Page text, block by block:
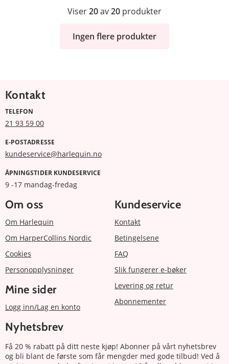
Viser20av20 produkter
Ingen flere produkter
Kontakt
TELEFON
21 93 59 00
E-POSTADRESSE
kundeservice@harlequin.no
ÅPNINGSTIDER KUNDESERVICE
9 -17 mandag-fredag
Om oss
Om Harlequin
Om HarperCollins Nordic
Cookies
Personopplysninger
Mine sider
Logg inn/Lag en konto
Kundeservice
Kontakt
Betingelsene
FAQ
Slik fungerer e-bøker
Levering og retur
Abonnementer
Nyhetsbrev
Få 20 % rabatt på ditt neste kjøp! Abonner på vårt nyhetsbrev
og bli blant de første som får mengder med gode tilbud! Ved å